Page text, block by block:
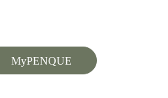
MyPENQUE